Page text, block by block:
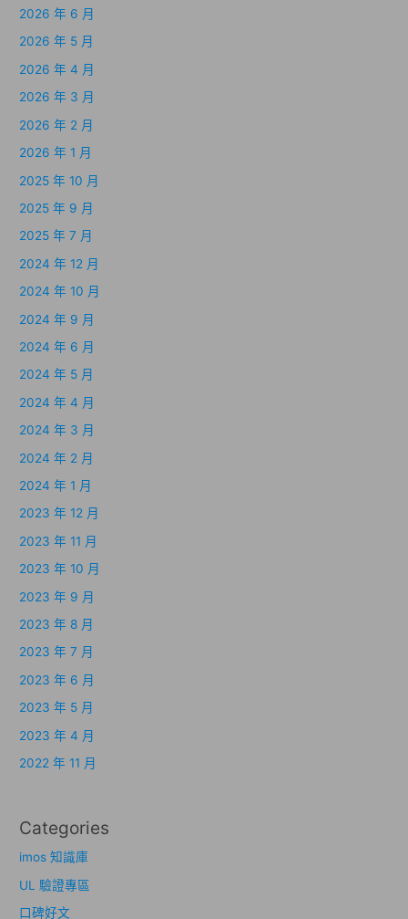
2026 年 6 月
2026 年 5 月
2026 年 4 月
2026 年 3 月
2026 年 2 月
2026 年 1 月
2025 年 10 月
2025 年 9 月
2025 年 7 月
2024 年 12 月
2024 年 10 月
2024 年 9 月
2024 年 6 月
2024 年 5 月
2024 年 4 月
2024 年 3 月
2024 年 2 月
2024 年 1 月
2023 年 12 月
2023 年 11 月
2023 年 10 月
2023 年 9 月
2023 年 8 月
2023 年 7 月
2023 年 6 月
2023 年 5 月
2023 年 4 月
2022 年 11 月
Categories
imos 知識庫
UL 驗證專區
口碑好文